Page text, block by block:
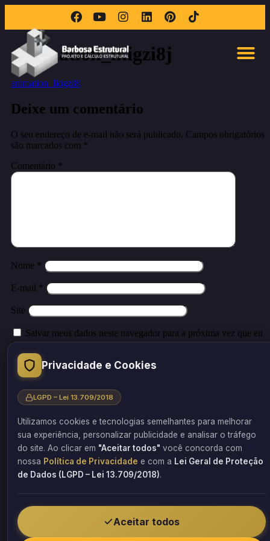
animation_lkigzi8j
animation_lkigzi8j
Deixe um comentário
O seu endereço de e-mail não será publicado. Campos obrigatórios
são marcados com *
Comentário *
Nome *
E-mail *
Site
Salvar meus dados neste navegador para a próxima vez que eu
comentar.
Este site utiliza o Akismet para reduzir spam.
em comentários são processados.
© 2026 Barbosa Estrutural. Todos os direitos reservados.
Privacidade e Cookies
LGPD – Lei 13.709/2018
Utilizamos cookies e tecnologias semelhantes para melhorar
sua experiência, personalizar publicidade e analisar o tráfego
do site. Ao clicar em "Aceitar todos" você concorda com
nossa Política de Privacidade e com a Lei Geral de Proteção
de Dados (LGPD – Lei 13.709/2018).
Aceitar todos